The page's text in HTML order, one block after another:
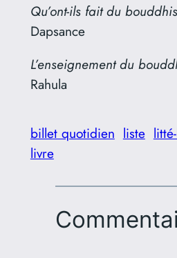
Qu’ont-ils fait du
Dapsance
L’enseignement du
Rahula
billet quotidien liste
livre